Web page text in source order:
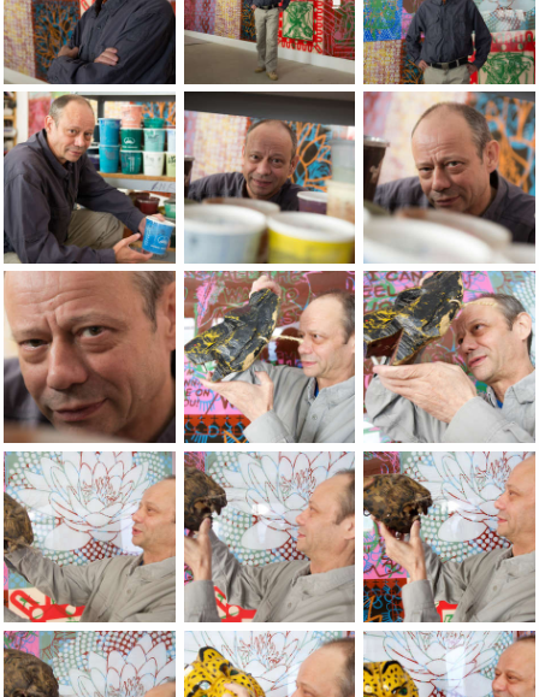
Portraits of the artist Jean-Pierre Sergent, by Lionel Georges
Portraits of the artist Jean-Pierre
Portraits of the
Portraits of the artist Jean-Pierre Sergent, by Lionel Georges
Portraits of the artist Jean-Pierre
Portraits of the
Portraits of the artist Jean-Pierre Sergent, by Lionel Georges
JEAN-PIERRE SERGENT >JEAN-PIERRE
JEAN-PIERRE SERGENT > Ã¢â¬ÅDEATH-LIFE-
JEAN-PIERRE SERGENT >JEAN-PIERRE